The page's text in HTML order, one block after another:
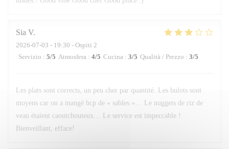
Sia V
2026-07-03 - 19:30 - Ospiti 2
Servizio : 5/5 Atmosfera : 4/5 Cucina : 3/5 Qualità / Prezzo : 3/5
Les plats sont corrects, un peu cher par quantité. Les bulots sont
moyens car on a mangé bcp de « sables »… Le nuggets de riz de
veau étaient caoutchouteux… Le service est impeccable !
Bienveillant, efface!